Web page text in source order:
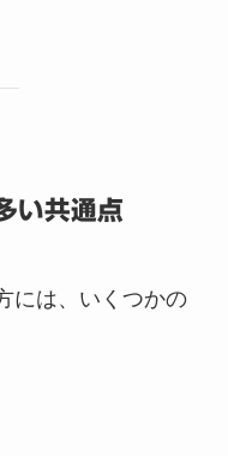
い共通点
には、いくつかの